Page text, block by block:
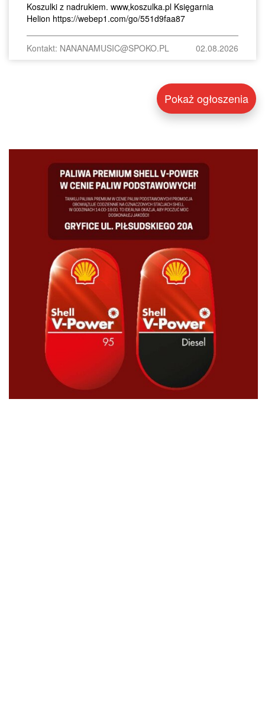
Koszulki z nadrukiem. www,koszulka.pl Księgarnia
Helion https://webep1.com/go/551d9faa87
Kontakt: NANANAMUSIC@SPOKO.PL 02.08.2026
Pokaż ogłoszenia